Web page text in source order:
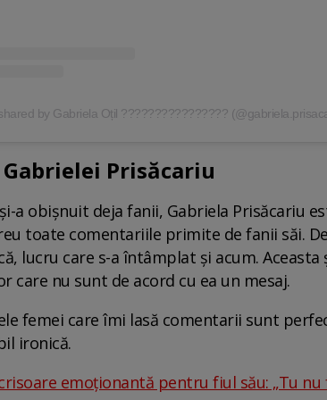
by Gabriela Oțil ????????????????
Gabrielei Prisăcariu
a obișnuit deja fanii, Gabriela Prisăcariu
toate comentariile primite de fanii săi.
lucru care s-a întâmplat și acum.
care nu sunt de acord cu ea un mesaj.
femei care îmi lasă comentarii sunt
ironică.
emoționantă pentru fiul său: „Tu